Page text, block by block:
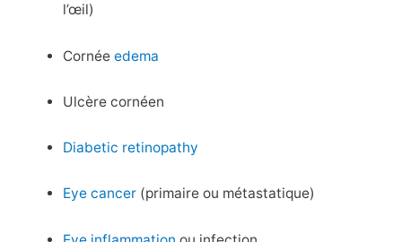
l’œil)
Cornéeedema
Ulcère cornéen
Diabetic retinopathy
Eye cancer (primaire ou métastatique)